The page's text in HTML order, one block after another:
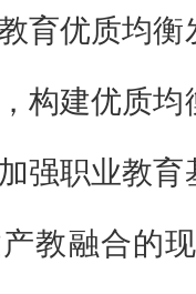
育优质均
构建优质
强职业教
教融合的